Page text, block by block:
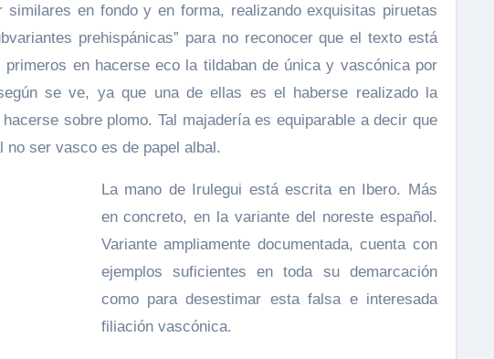
en fondo y en forma, realizando exquisitas piruetas
prehispánicas” para no reconocer que el texto está
en hacerse eco la tildaban de única y vascónica por
se ve, ya que una de ellas es el haberse realizado la
sobre plomo. Tal majadería es equiparable a decir que
no ser vasco es de papel albal.
La mano de Irulegui está escrita en Ibero. Más
en concreto, en la variante del noreste español.
Variante ampliamente documentada, cuenta con
ejemplos suficientes en toda su demarcación
como para desestimar esta falsa e interesada
filiación vascónica.